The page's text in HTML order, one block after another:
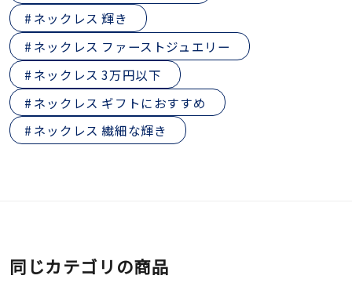
ネックレス 輝き
ネックレス ファーストジュエリー
ネックレス 3万円以下
ネックレス ギフトにおすすめ
ネックレス 繊細な輝き
同じカテゴリの商品